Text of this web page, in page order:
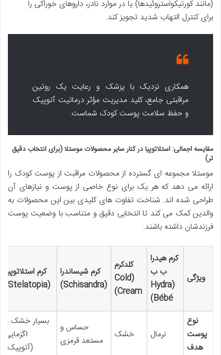
(مانند کورتیکواستروئیدها) یا در موارد نادر، داروهای خوراکی را
برای کنترل التهاب شدید تجویز کند.
همکاری نزدیک با پزشک و رعایت یک روتین
مراقبتی جامع، کلید مدیریت مؤثر درماتیت آتوپیک
و حفظ سلامت پوست کودک شماست.
مقایسه اجمالی: استلاتوپیا در کنار سایر محصولات موستلا (برای انتخاب دقیق
تر)
موستلا مجموعه ای گسترده از محصولات مراقبت از پوست کودک را
ارائه می دهد که هر یک برای نوع خاصی از پوست و نیازهای آن
طراحی شده اند. شناخت تفاوت های کلیدی بین این محصولات به
والدین کمک می کند تا انتخابی دقیق و متناسب با وضعیت پوست
فرزندشان داشته باشند.
ویژگی
کرم هیدرا
ب ب
(Hydra
Bébé)
کلدکرم
(Cold
Cream)
کرم شیساندرا
(Schisandra)
کرم استلاتوپیا
(Stelatopia)
نوع
پوست
هدف
نرمال خشک
حساس و
مستعد قرمزی
بسیار خشک و
اگزمایی
(آتوپیک)